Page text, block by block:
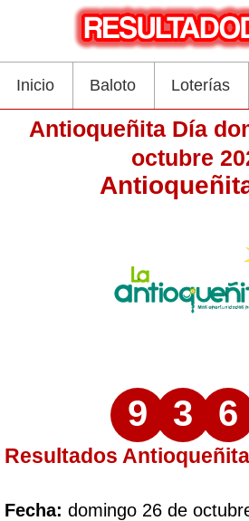
Inicio Baloto Loterías
Antioqueñita Día
octubre
9 3 6
Resultados
Fecha: domingo 26 de